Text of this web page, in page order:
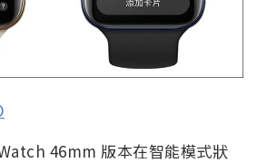
46mm 版本在智能模式狀